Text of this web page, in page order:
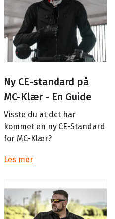
Ny CE-standard på
MC-Klær - En Guide
Visste du at det har
kommet en ny CE-Standard
for MC-Klær?
Les mer